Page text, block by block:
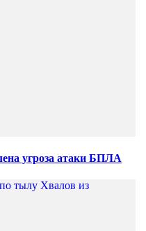
угроза атаки БПЛА